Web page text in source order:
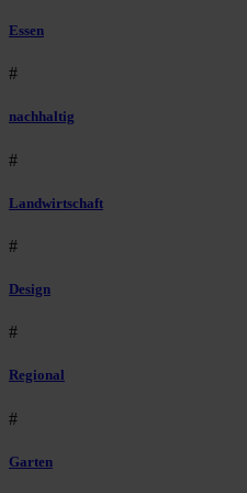
Essen
#
nachhaltig
#
Landwirtschaft
#
Design
#
Regional
#
Garten